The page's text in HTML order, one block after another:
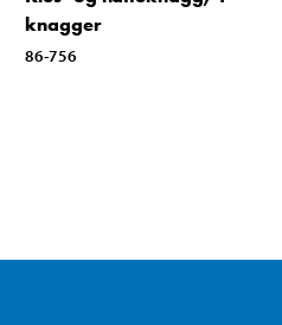
knagger
86-756